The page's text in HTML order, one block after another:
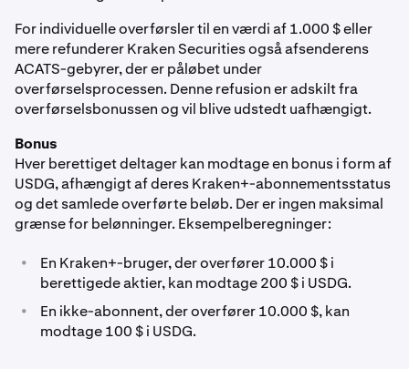
For individuelle overførsler til en værdi af 1.000 $ eller
mere refunderer Kraken Securities også afsenderens
ACATS-gebyrer, der er påløbet under
overførselsprocessen. Denne refusion er adskilt fra
overførselsbonussen og vil blive udstedt uafhængigt.
Bonus
Hver berettiget deltager kan modtage en bonus i form af
USDG, afhængigt af deres Kraken+-abonnementsstatus
og det samlede overførte beløb. Der er ingen maksimal
grænse for belønninger. Eksempelberegninger:
•
En Kraken+-bruger, der overfører 10.000 $ i
berettigede aktier, kan modtage 200 $ i USDG.
•
En ikke-abonnent, der overfører 10.000 $, kan
modtage 100 $ i USDG.